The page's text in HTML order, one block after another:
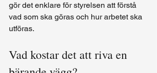
gör det enklare för styrelsen att förstå
vad som ska göras och hur arbetet ska
utföras.
Vad kostar det att riva en